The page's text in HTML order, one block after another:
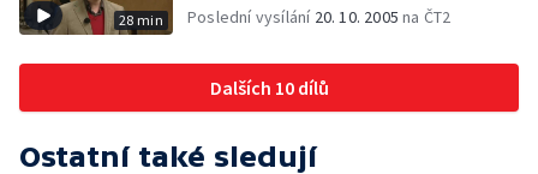
28 min
Poslední vysílání 20. 10. 2005 na ČT2
Dalších 10 dílů
Ostatní také sledují